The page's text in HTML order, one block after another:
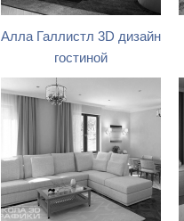
Алла Галлистл 3D дизайн
гостиной